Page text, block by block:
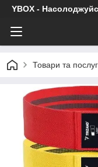
YBOX -
Товари та